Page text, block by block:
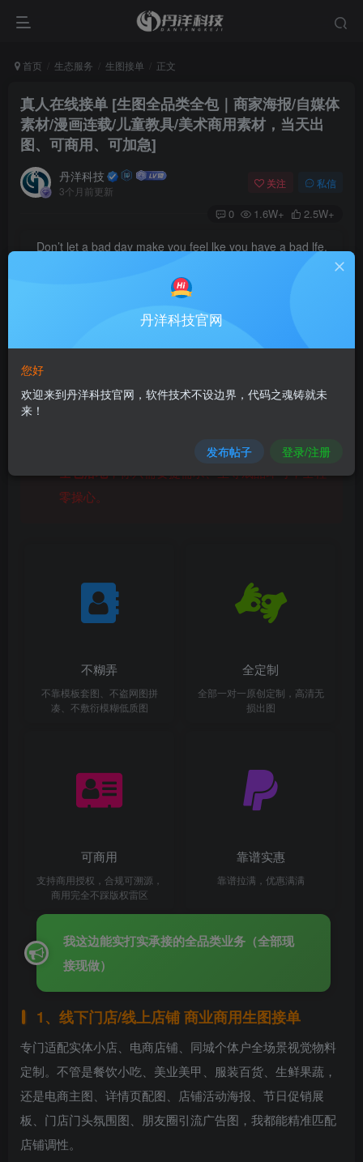
首页 生态服务 生图接单 正文
真人在线接单 [生图全品类全包｜商家海报/自媒体
素材/漫画连载/儿童教具/美术商用素材，当天出
图、可商用、可加急]
丹洋科技
3个月前更新
关注 私信
0 1.6W+ 2.5W+
Don’t let a bad day make you feel lke you have a bad lfe.
漫画连载/儿童教具/美术商用素材
业精细化调图、风格精准锁稿，所有业务我直接
全包落地，你只需要提需求、坐等成品即可，全程
零操心。
不糊弄
不靠模板套图、不盗网图拼
凑、不敷衍模糊低质图
全定制
全部一对一原创定制，高清无
损出图
可商用
支持商用授权，合规可溯源，
商用完全不踩版权雷区
靠谱实惠
靠谱拉满，优惠满满
我这边能实打实承接的全品类业务（全部现
接现做）
1、线下门店/线上店铺 商业商用生图接单
专门适配实体小店、电商店铺、同城个体户全场景视觉物料
定制。不管是餐饮小吃、美业美甲、服装百货、生鲜果蔬，
还是电商主图、详情页配图、店铺活动海报、节日促销展
板、门店门头氛围图、朋友圈引流广告图，我都能精准匹配
店铺调性。
丹洋科技官网
您好
欢迎来到丹洋科技官网，软件技术不设边界，代码之魂铸就未
来！
发布帖子 登录/注册